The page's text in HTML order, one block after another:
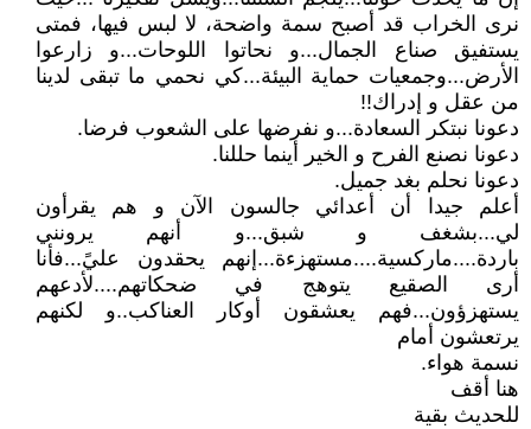
نرى الخراب قد أصبح سمة واضحة، لا لبس فيها، فمتى
يستفيق صناع الجمال...و نحاتوا اللوحات...و زارعوا
الأرض...وجمعيات حماية البيئة...كي نحمي ما تبقى لدينا
من عقل و إدراك!!
دعونا نبتكر السعادة...و نفرضها على الشعوب فرضا.
دعونا نصنع الفرح و الخير أينما حللنا.
دعونا نحلم بغد جميل.
أعلم جيدا أن أعدائي جالسون الآن و هم يقرأون
لي...بشغف و شبق...و أنهم يرونني
باردة....ماركسية....مستهزءة...إنهم يحقدون عليً...فأنا
أرى الصقيع يتوهج في ضحكاتهم....لأدعهم
يستهزؤون...فهم يعشقون أوكار العناكب..و لكنهم
يرتعشون أمام
نسمة هواء.
هنا أقف
للحديث بقية